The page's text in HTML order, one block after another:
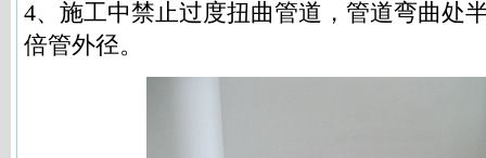
4、施工中禁止过度扭曲管道，管道弯曲处
倍管外径。